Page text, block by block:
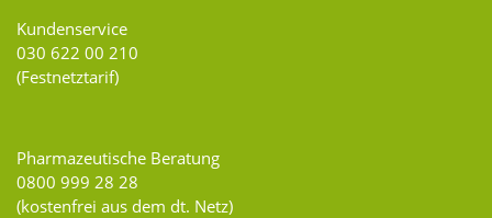
Kundenservice
030 622 00 210
(Festnetztarif)
Pharmazeutische Beratung
0800 999 28 28
(kostenfrei aus dem dt. Netz)